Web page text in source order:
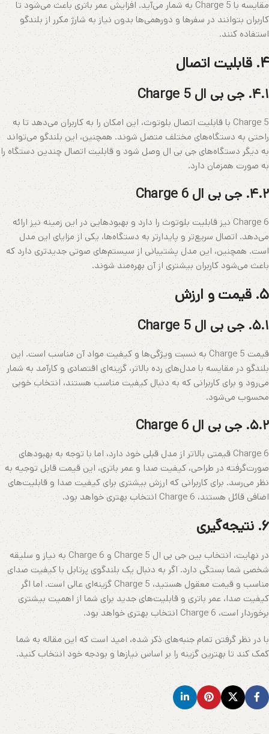
مقایسه با Charge 5 به شمار می‌آید. افزایش عمر باتری باعث می‌شود تا
کاربران بتوانند در سفرها و دورهمی‌ها بدون نیاز به شارژ مکرر از بلندگو
استفاده کنند.
۴. قابلیت اتصال
۴.۱. جی بی ال Charge 5
Charge 5 با قابلیت اتصال بلوتوث، این امکان را به کاربران می‌دهد تا به
راحتی به دستگاه‌های مختلف متصل شوند. همچنین، این بلندگو می‌تواند
به دیگر دستگاه‌های جی بی ال وصل شود و قابلیت اتصال چندین دستگاه را
به صورت همزمان دارد.
۴.۲. جی بی ال Charge 6
Charge 6 نیز قابلیت بلوتوث را دارد و بهبودهایی در این زمینه نیز ارائه
می‌دهد. اتصال سریع‌تر و پایدارتر به دستگاه‌ها، یکی از مزایای این مدل
است. همچنین، این مدل پشتیبانی از سیستم‌های صوتی جدیدتری دارد که
باعث می‌شود کاربران بیشتری از آن بهره‌مند شوند.
۵. قیمت و ارزش
۵.۱. جی بی ال Charge 5
قیمت Charge 5 به نسبت ویژگی‌ها و کیفیت مواد آن مناسب است. این
بلندگو در مقایسه با مدل‌های رده بالاتر، گزینه‌ای اقتصادی و کارآمد به شمار
می‌رود و برای کاربرانی که به دنبال کیفیت مناسب هستند، انتخاب خوبی
محسوب می‌شود.
۵.۲. جی بی ال Charge 6
Charge 6 قیمتی بالاتر از مدل قبلی خود دارد، اما با توجه به بهبودهای
صورت‌گرفته در طراحی، کیفیت صدا و عمر باتری، این قیمت قابل توجیه به
نظر می‌رسد. برای کاربرانی که ارزش بیشتری برای کیفیت صدا و قابلیت‌های
اضافی قائل هستند، Charge 6 انتخاب بهتری خواهد بود.
۶. نتیجه‌گیری
در نهایت، انتخاب بین جی بی ال Charge 5 و Charge 6 به نیاز و سلیقه
شخصی شما بستگی دارد. اگر به دنبال یک بلندگوی پرتابل با کیفیت صدای
مناسب و قیمت معقول هستید، Charge 5 گزینه‌ای عالی است. اما اگر
کیفیت صدا، عمر باتری و قابلیت‌های جدید برای شما از اهمیت بیشتری
برخوردار است، Charge 6 انتخاب بهتری خواهد بود.
با در نظر گرفتن تمام جنبه‌های ذکر شده، امید است که این مقاله به شما
کمک کند تا بهترین گزینه را بر اساس نیازها و بودجه خود انتخاب کنید.